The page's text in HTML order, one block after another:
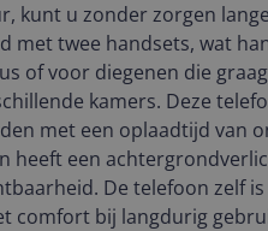
kunt u zonder zorgen
met twee handsets, wat
of voor diegenen die
kamers. Deze
met een oplaadtijd van
heeft een
De telefoon zelf
comfort bij langdurig